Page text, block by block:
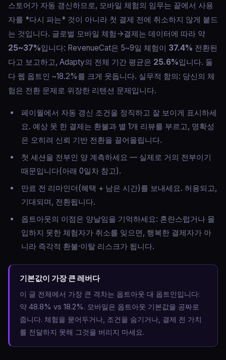
스토어가 자동 갱신하므로, 모바일 체험의 임무는 끝에서 사용
자를 *다시 파는* 것이 아니라 첫 결제 전에 취소하지 않게 붙드
는 것입니다. 글로벌 모바일 체험→결제는 데이터에 따라 약
25~37%입니다: RevenueCat은 5~9일 체험이 37.4% 전환된
다고 보고하고, Adapty의 전체 기간 평균은 25.6%입니다. 둘
다 웹 옵트인 ~18.2%를 크게 웃돕니다. 실무적 함의: 당신의 체
험은 전환 문제로 위장한 리텐션 문제입니다.
페이월에서 자동 갱신 조건을 정직하고 잘 보이게 표시하세
요. 예상 못 한 결제는 환불과 별 1개 리뷰를 부르고, 명확성
은 오히려 신뢰 기반 전환을 끌어올립니다.
첫 세션을 전부인 양 계측하세요 — 실제로 거의 전부이기
때문입니다(아래 0일차 참고).
만료 전 리마인더(혜택 + 남은 시간)를 보내세요. 허용되고,
기대되며, 전환됩니다.
옵트아웃의 이점은 양날임을 기억하세요: 혼란스럽거나 몰
입하지 못한 체험자가 취소를 잊으면, 행복한 결제자가 아
니라 즉각적 환불·이탈 리스크가 됩니다.
기본값이 가장 큰 레버다
이 글 전체에서 가장 큰 격차는 옵트아웃 대 옵트인입니다:
약 48.8% vs 18.2%. 모바일은 옵트아웃 기본값을 공짜로
줍니다. 체험을 묻어두거나, 조건을 숨기거나, 결제 전 가치
를 전달하지 못해 그것을 버리지 마세요.